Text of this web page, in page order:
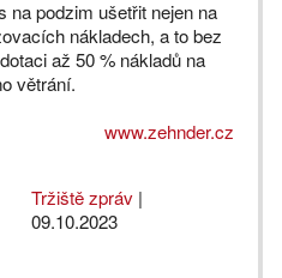
na podzim ušetřit nejen na
nákladech, a to bez
až 50 % nákladů na
větrání.
www.zehnder.cz
Tržiště zpráv |
09.10.2023